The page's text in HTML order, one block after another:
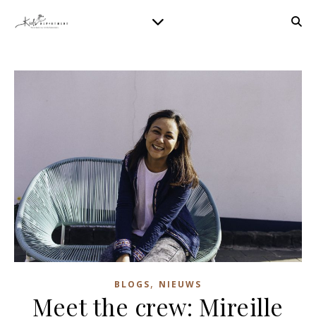
BLOGS, NIEUWS
Meet the crew: Mireille